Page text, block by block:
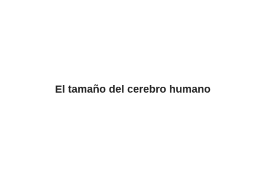
El tamaño del cerebro humano